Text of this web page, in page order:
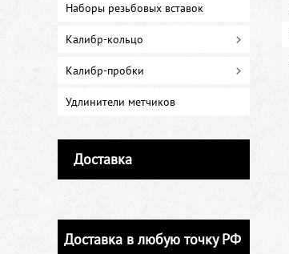
Наборы резьбовых вставок
Калибр-кольцо
Калибр-пробки
Удлинители метчиков
Доставка
Доставка в любую точку РФ